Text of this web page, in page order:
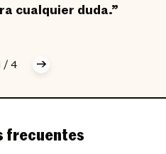
cualquier duda.”
/ 4
frecuentes